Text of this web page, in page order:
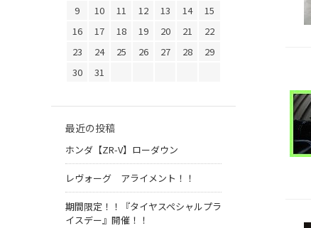
9
10 11 12 13 14
15
16
17 18 19 20 21
22
23
24 25 26 27 28
29
30
31
最近の投稿
ホンダ【ZR-V】ローダウン
レヴォーグ アライメント！！
期間限定！！『タイヤスペシャルプラ
イスデー』開催！！